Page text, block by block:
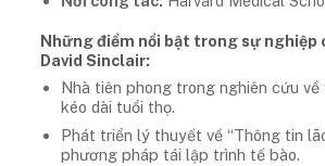
Những điểm nổi bật trong sự nghiệp
David Sinclair:
Nhà tiên phong trong nghiên cứu
kéo dài tuổi thọ.
Phát triển lý thuyết về “Thông tin
phương pháp tái lập trình tế bào.